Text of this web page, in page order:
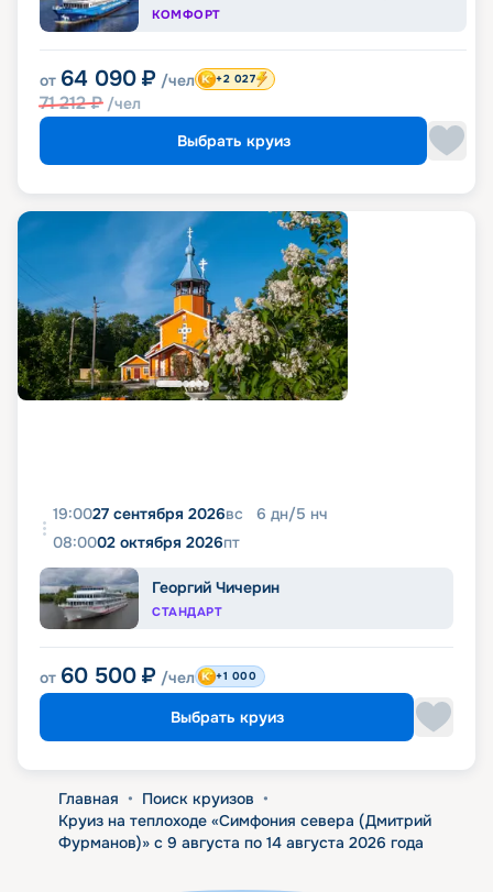
КОМФОРТ
от 64 090 ₽ /чел
71 212₽ /чел
+2 027
Выбрать круиз
19:0027 сентября 2026вс 6 дн/5 нч
08:0002 октября 2026пт
Георгий Чичерин
СТАНДАРТ
от 60 500 ₽ /чел +1 000
Выбрать круиз
Главная • Поиск круизов •
Круиз на теплоходе «Симфония севера (Дмитрий
Фурманов)» с 9 августа по 14 августа 2026 года